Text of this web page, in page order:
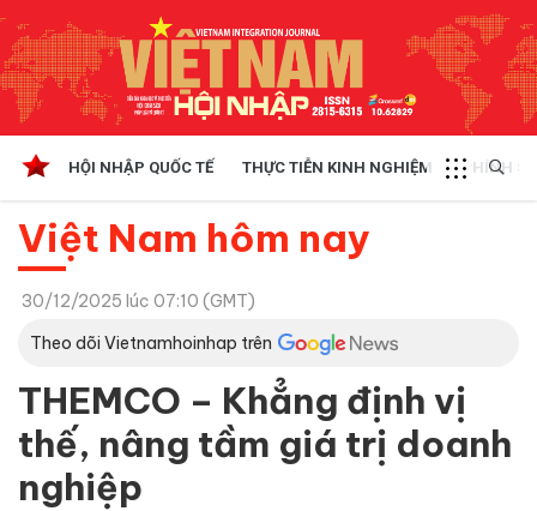
HỘI NHẬP QUỐC TẾ THỰC TIỄN KINH NGHIỆM CHÍNH
Việt Nam hôm nay
30/12/2025 lúc 07:10 (GMT)
Theo dõi Vietnamhoinhap trên
THEMCO – Khẳng định vị
thế, nâng tầm giá trị doanh
nghiệp